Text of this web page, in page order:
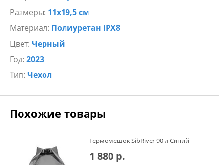
Размеры: 11x19,5 см
Материал: Полиуретан IPX8
Цвет: Черный
Год: 2023
Тип: Чехол
Похожие товары
Гермомешок SibRiver 90 л Синий
1 880 р.